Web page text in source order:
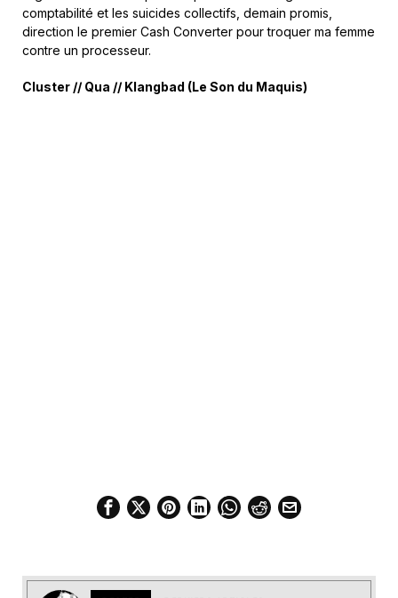
comptabilité et les suicides collectifs, demain promis,
direction le premier Cash Converter pour troquer ma femme
contre un processeur.
Cluster // Qua // Klangbad (Le Son du Maquis)